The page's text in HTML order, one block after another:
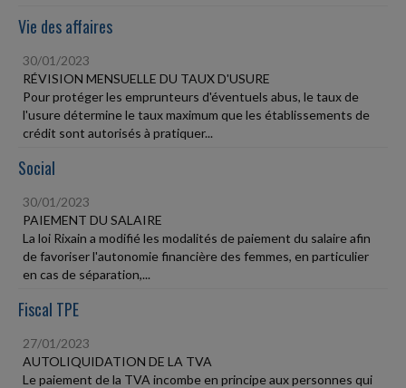
Vie des affaires
30/01/2023
RÉVISION MENSUELLE DU TAUX D'USURE
Pour protéger les emprunteurs d'éventuels abus, le taux de
l'usure détermine le taux maximum que les établissements de
crédit sont autorisés à pratiquer...
Social
30/01/2023
PAIEMENT DU SALAIRE
La loi Rixain a modifié les modalités de paiement du salaire afin
de favoriser l'autonomie financière des femmes, en particulier
en cas de séparation,...
Fiscal TPE
27/01/2023
AUTOLIQUIDATION DE LA TVA
Le paiement de la TVA incombe en principe aux personnes qui